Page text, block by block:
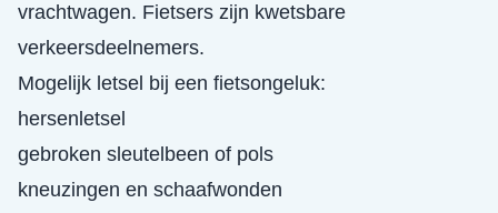
vrachtwagen. Fietsers zijn kwetsbare
verkeersdeelnemers.
Mogelijk letsel bij een fietsongeluk:
hersenletsel
gebroken sleutelbeen of pols
kneuzingen en schaafwonden